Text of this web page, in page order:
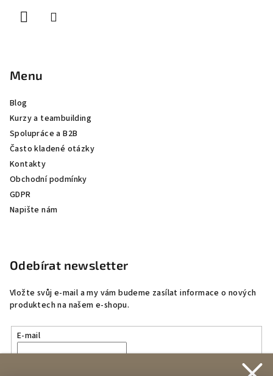
Menu
Blog
Kurzy a teambuilding
Spolupráce a B2B
Často kladené otázky
Kontakty
Obchodní podmínky
GDPR
Napište nám
Odebírat newsletter
Vložte svůj e-mail a my vám budeme zasílat informace o nových
produktech na našem e-shopu.
E-mail
podmínkami ochrany osobních